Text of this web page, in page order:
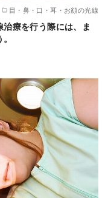
目・鼻・口・耳・お顔の光線
療を行う際には、ま